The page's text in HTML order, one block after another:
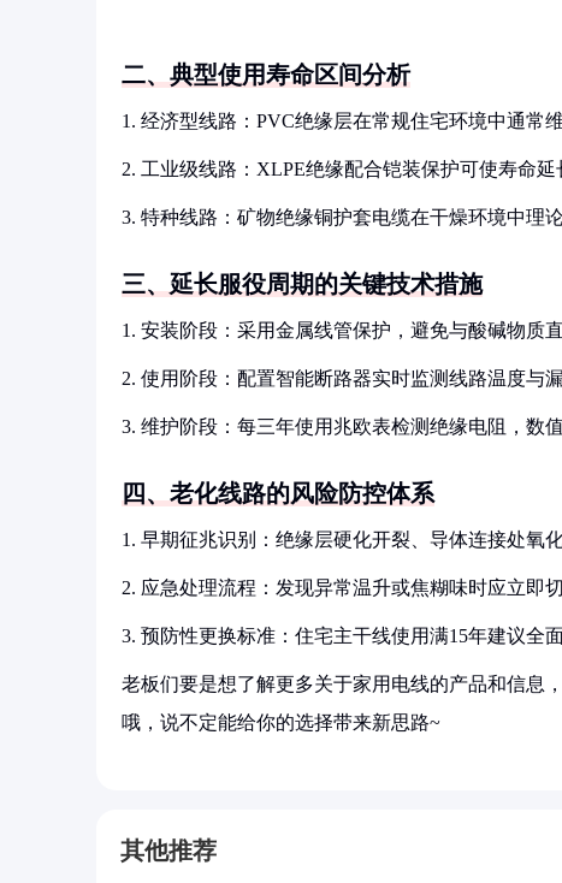
二、典型使用寿命区间分析
1. 经济型线路：PVC绝缘层在常规住宅环境中通常
2. 工业级线路：XLPE绝缘配合铠装保护可使寿命延
3. 特种线路：矿物绝缘铜护套电缆在干燥环境中理
三、延长服役周期的关键技术措施
1. 安装阶段：采用金属线管保护，避免与酸碱物质
2. 使用阶段：配置智能断路器实时监测线路温度与
3. 维护阶段：每三年使用兆欧表检测绝缘电阻，数
四、老化线路的风险防控体系
1. 早期征兆识别：绝缘层硬化开裂、导体连接处氧
2. 应急处理流程：发现异常温升或焦糊味时应立即
3. 预防性更换标准：住宅主干线使用满15年建议全
老板们要是想了解更多关于家用电线的产品和信息
哦，说不定能给你的选择带来新思路~
其他推荐